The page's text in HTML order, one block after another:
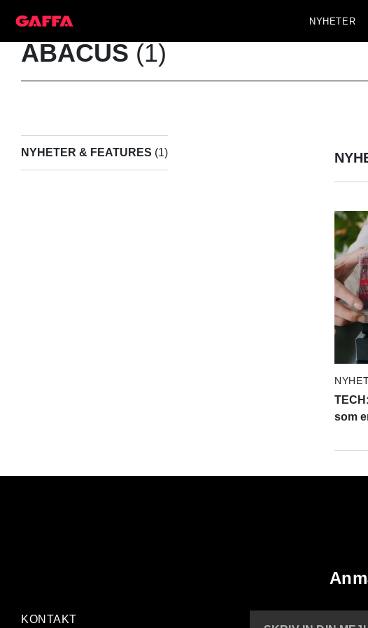
NYHETER
ABACUS (1)
NYHETER & FEATURES (1)
som
KONTAKT